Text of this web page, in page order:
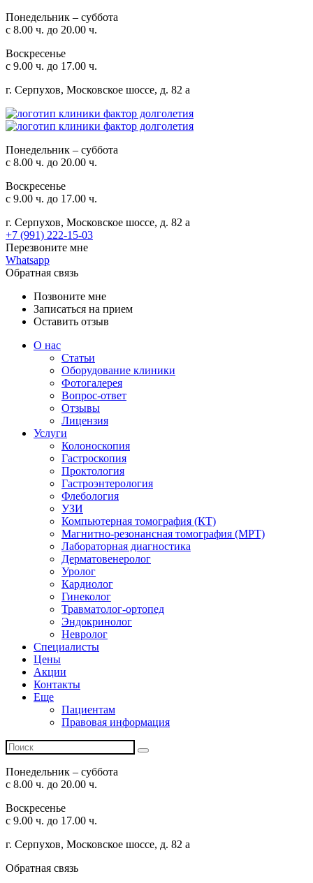
Понедельник – суббота
с 8.00 ч. до 20.00 ч.
Воскресенье
с 9.00 ч. до 17.00 ч.
г. Серпухов, Московское шоссе, д. 82 а
Понедельник – суббота
с 8.00 ч. до 20.00 ч.
Воскресенье
с 9.00 ч. до 17.00 ч.
г. Серпухов, Московское шоссе, д. 82 а
+7 (991) 222-15-03
Перезвоните мне
Whatsapp
Обратная связь
Позвоните мне
Записаться на прием
Оставить отзыв
О нас
Статьи
Оборудование клиники
Фотогалерея
Вопрос-ответ
Отзывы
Лицензия
Услуги
Колоноскопия
Гастроскопия
Проктология
Гастроэнтерология
Флебология
УЗИ
Компьютерная томография (КТ)
Магнитно-резонансная томография (МРТ)
Лабораторная диагностика
Дерматовенеролог
Уролог
Кардиолог
Гинеколог
Травматолог-ортопед
Эндокринолог
Невролог
Специалисты
Цены
Акции
Контакты
Еще
Пациентам
Правовая информация
Понедельник – суббота
с 8.00 ч. до 20.00 ч.
Воскресенье
с 9.00 ч. до 17.00 ч.
г. Серпухов, Московское шоссе, д. 82 а
Обратная связь